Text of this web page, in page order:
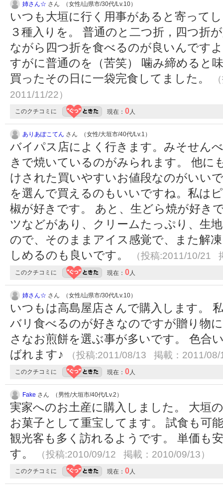
姉さん☆ さん （女性/山県市/30代/Lv.10）
いつも大垣に行く用事があると寄って
３種入りを。 普通のと二つ折，四つ折
ながら四つ折を食べるのが良いんです
すがに普通のを（苦笑） 噛み締めると
買ったその日に一袋完食してました。
2011/11/22）
このクチコミに 現在： 0人
ありあぽこてん さん （女性/大垣市/40代/Lv.1）
バイパス店によく行きます。みそせん
きで焼いているのがみられます。 他に
けされた買いやすいお値段なのがいい
を選んで買えるのもいいですね。私は
椒が好きです。 あと、生どら焼が好き
ツなどがあり、クリームたっぷり、生
ので、そのままアイス感覚で、また解
しめるのも良いです。
（投稿:2011/10/21
このクチコミに 現在： 0人
姉さん☆ さん （女性/山県市/30代/Lv.10）
いつもは高島屋店さんで購入します。
バリ食べるのが好きなのですが贈り物
さなお煎餅を選ぶ事が多いです。 色合
ばれます♪
（投稿:2011/08/13 掲載：2011/08/
このクチコミに 現在： 0人
Fake さん （男性/大垣市/40代/Lv.2）
実家へのお土産に購入しました。 大垣
お菓子として重宝してます。 試食も可
観光客も多く訪れるようです。 単価も
す。
（投稿:2010/09/12 掲載：2010/09/13）
このクチコミに 現在： 0人